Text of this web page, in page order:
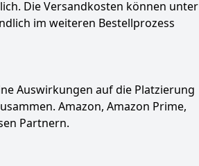
Die Versandkosten können unter
im weiteren Bestellprozess
Auswirkungen auf die Platzierung
Amazon, Amazon Prime,
Partnern.